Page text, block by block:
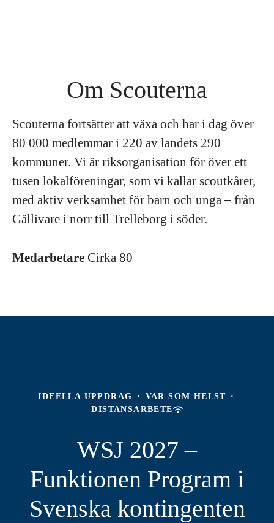
Om Scouterna
Scouterna fortsätter att växa och har i dag över
80 000 medlemmar i 220 av landets 290
kommuner. Vi är riksorganisation för över ett
tusen lokalföreningar, som vi kallar scoutkårer,
med aktiv verksamhet för barn och unga – från
Gällivare i norr till Trelleborg i söder.
Medarbetare Cirka 80
IDEELLA UPPDRAG · VAR SOM HELST ·
DISTANSARBETE
WSJ 2027 –
Funktionen Program i
Svenska kontingenten